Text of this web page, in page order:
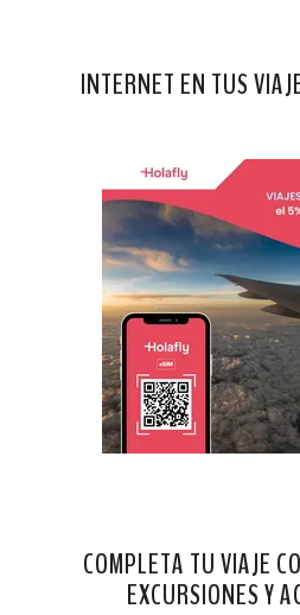
INTERNET EN TUS
COMPLETA TU VIAJE
EXCURSIONES Y